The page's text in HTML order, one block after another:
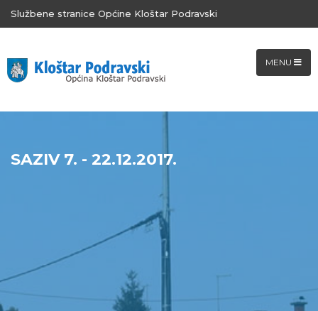
Službene stranice Općine Kloštar Podravski
MENU
SAZIV 7. - 22.12.2017.